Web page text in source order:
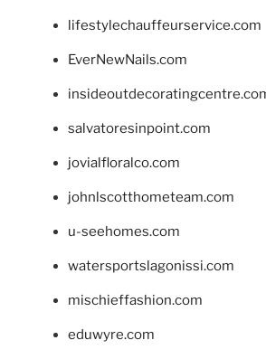
lifestylechauffeurservice.com
EverNewNails.com
salvatoresinpoint.com
jovialfloralco.com
johnlscotthometeam.com
u-seehomes.com
watersportslagonissi.com
mischieffashion.com
eduwyre.com